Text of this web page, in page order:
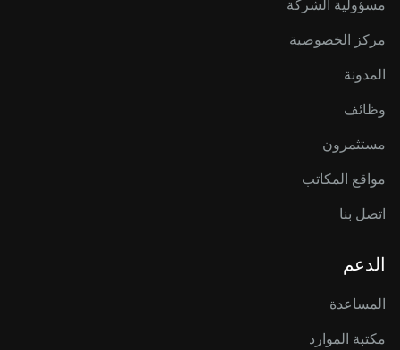
مسؤولية الشركة
مركز الخصوصية
المدونة
وظائف
مستثمرون
مواقع المكاتب
اتصل بنا
الدعم
المساعدة
مكتبة الموارد